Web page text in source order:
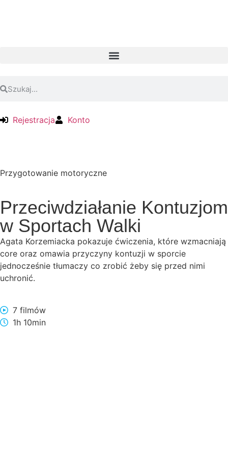
Rejestracja Konto
Przygotowanie motoryczne
Przeciwdziałanie Kontuzjom
w Sportach Walki
Agata Korzemiacka pokazuje ćwiczenia, które wzmacniają
core oraz omawia przyczyny kontuzji w sporcie
jednocześnie tłumaczy co zrobić żeby się przed nimi
uchronić.
7 filmów
1h 10min